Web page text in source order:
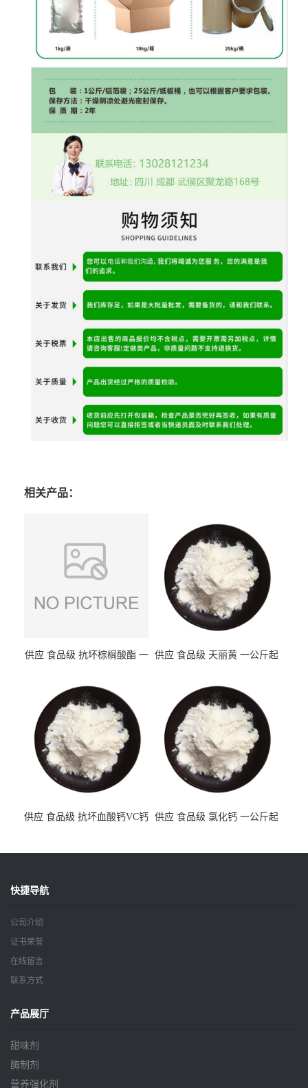
相关产品：
供应 食品级 抗坏棕榈酸酯 一
供应 食品级 天丽黄 一公斤起
供应 食品级 抗坏血酸钙VC钙 供应 食品级 氯化钙 一公斤起
快捷导航
公司介绍
证书荣誉
在线留言
联系方式
产品展厅
甜味剂
酶制剂
营养强化剂